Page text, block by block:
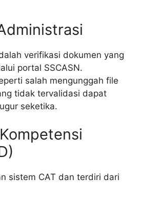
verifikasi dokumen yang
portal SSCASN.
salah mengunggah file
tidak tervalidasi dapat
seketika.
sistem CAT dan terdiri dari